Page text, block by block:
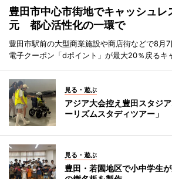
豊田市中心市街地でキャッシュレ
元 都心活性化の一環で
豊田市駅前の大型商業施設や商店街などで8月
電子クーポン「dポイント」が最大20％戻るキ
見る・遊ぶ
アジア大会控え豊田スタジ
ーリズムスタディツアー」
見る・遊ぶ
豊田・若園地区で小中学生